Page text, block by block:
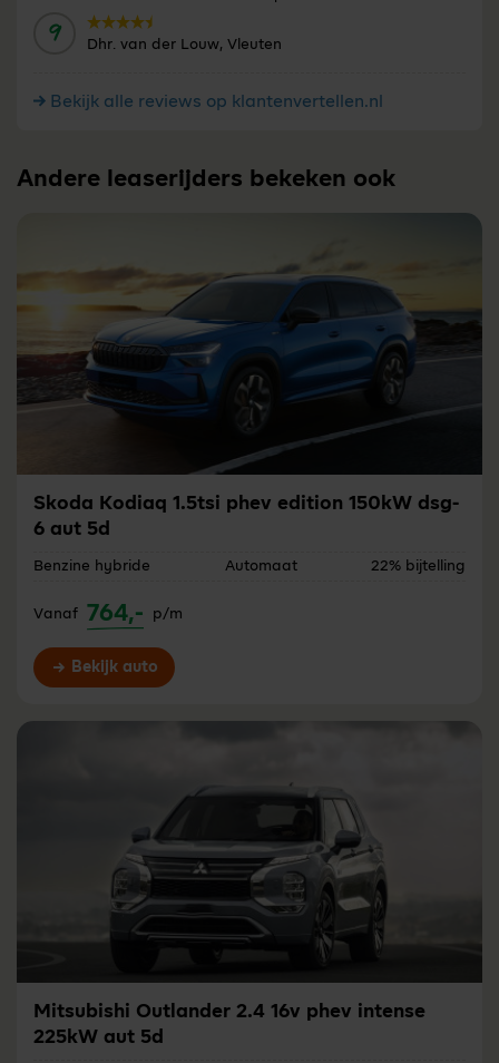
9 Door:
Dhr. van der Louw, Vleuten
Bekijk alle reviews op klantenvertellen.nl
Andere leaserijders bekeken ook
Skoda Kodiaq 1.5tsi phev edition 150kW dsg-
6 aut 5d
Benzine hybride Automaat 22% bijtelling
Vanaf 764,- p/m
Bekijk auto
Mitsubishi Outlander 2.4 16v phev intense
225kW aut 5d